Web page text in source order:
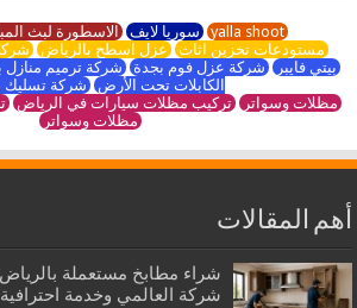
yalla shoot سوريا لايف الاسطورة لبث
مستودعات تخزين اثاث عزل اسطح بالرياض
بيتي فايبر شركة عزل فوم بجدة شركة ترميم منازل
الكابلات تحت الأرض شركة تسليك
مظلات وسواتر تركيب مظلات سيارات في الرياض
مظلات وسواتر
أهم المقالات
شراء مطابخ مستعملة
شركة العالمي وخدمة